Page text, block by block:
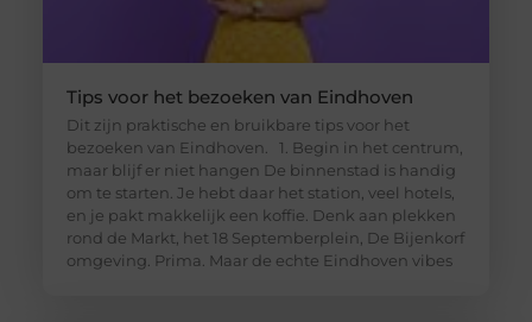
Tips voor het bezoeken van Eindhoven
Dit zijn praktische en bruikbare tips voor het
bezoeken van Eindhoven. 1. Begin in het centrum,
maar blijf er niet hangen De binnenstad is handig
om te starten. Je hebt daar het station, veel hotels,
en je pakt makkelijk een koffie. Denk aan plekken
rond de Markt, het 18 Septemberplein, De Bijenkorf
omgeving. Prima. Maar de echte Eindhoven vibes